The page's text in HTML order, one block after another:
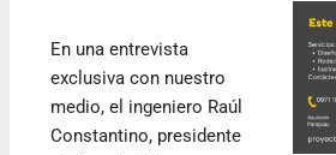
En una entrevista
exclusiva con nuestro
medio, el ingeniero Raúl
Constantino, presidente